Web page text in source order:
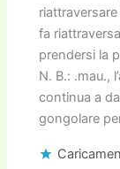
fa
prendersi la
N. B.: .mau.,
continua a
gongolare